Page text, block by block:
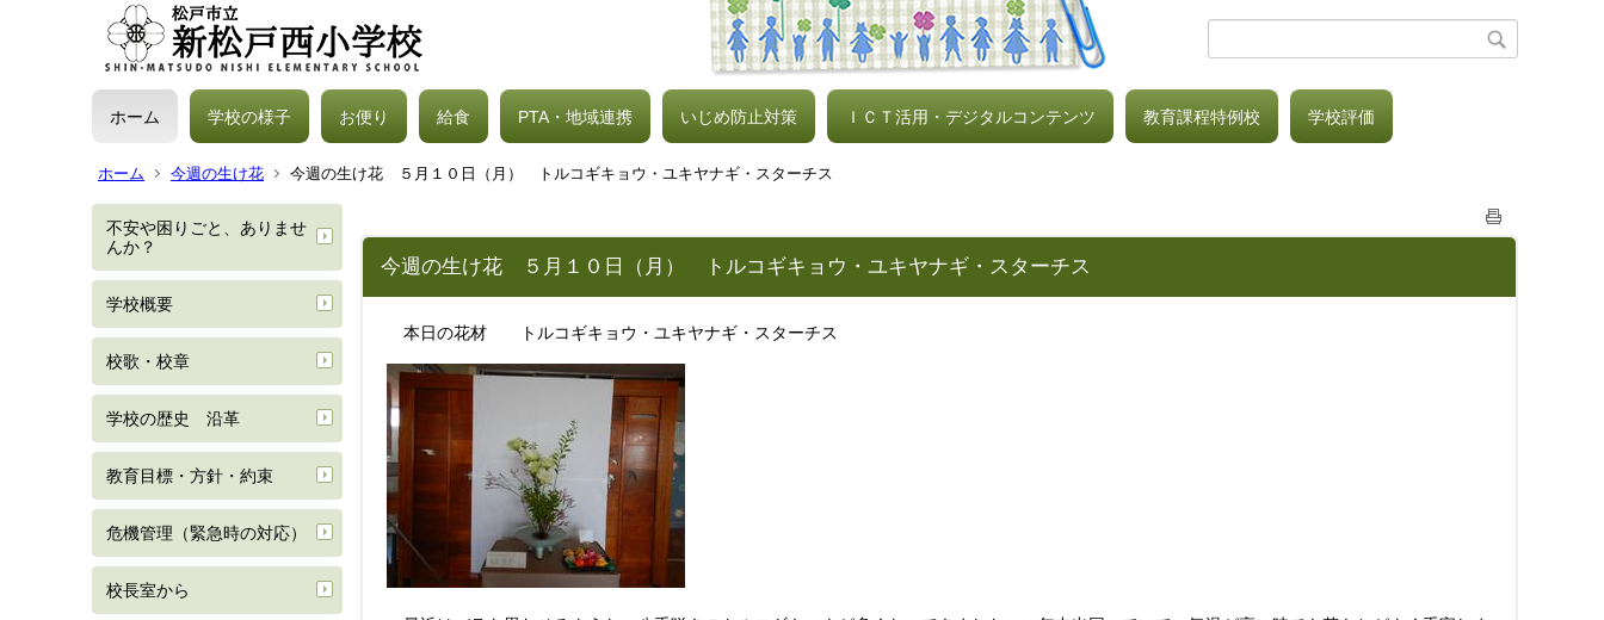
ホーム 学校の様子 お便り 給食 PTA・地域連携 いじめ防止対策 ＩＣＴ活用・デジタルコンテンツ 教育課程特例校 学校評価
ホーム 今週の生け花 今週の生け花 ５月１０日（月） トルコギキョウ・ユキヤナギ・スターチス
不安や困りごと、ありませ
んか？
学校概要
校歌・校章
学校の歴史 沿革
教育目標・方針・約束
危機管理（緊急時の対応）
校長室から
今週の生け花 ５月１０日（月） トルコギキョウ・ユキヤナギ・スターチス
本日の花材 トルコギキョウ・ユキヤナギ・スターチス